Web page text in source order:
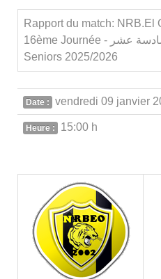
Rapport du match: NRB.El
16ème Journée - الجولة السادسة عشر | Régionale 2 A
Seniors 2025/2026
Date : vendredi 09 janvier
Heure : 15:00 h